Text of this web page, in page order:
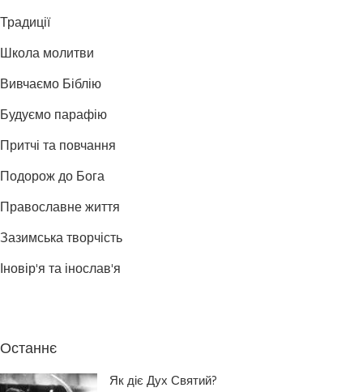
Традиції
Школа молитви
Вивчаємо Біблію
Будуємо парафію
Притчі та повчання
Подорож до Бога
Православне життя
Зазимська творчість
Іновір'я та інослав'я
Останнє
Як діє Дух Святий?